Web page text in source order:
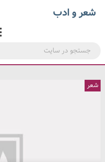
شعر و ادب
شعر
شعر
شعر
شعر
شعر
شعر